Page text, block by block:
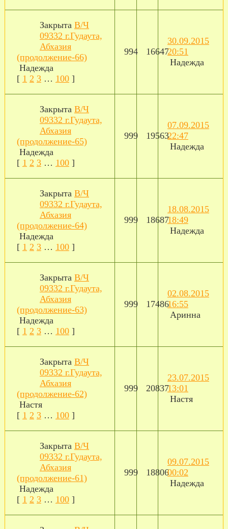
Закрыта В/Ч
09332 г.Гудаута,
Абхазия
(продолжение-66)
Надежда
[ 1 2 3 … 100 ]
994 16647
30.09.2015
20:51
Надежда
Закрыта В/Ч
09332 г.Гудаута,
Абхазия
(продолжение-65)
Надежда
[ 1 2 3 … 100 ]
999 19563
07.09.2015
22:47
Надежда
Закрыта В/Ч
09332 г.Гудаута,
Абхазия
(продолжение-64)
Надежда
[ 1 2 3 … 100 ]
999 18687
18.08.2015
18:49
Надежда
Закрыта В/Ч
09332 г.Гудаута,
Абхазия
(продолжение-63)
Надежда
[ 1 2 3 … 100 ]
999 17486
02.08.2015
16:55
Аринна
Закрыта В/Ч
09332 г.Гудаута,
Абхазия
(продолжение-62)
Настя
[ 1 2 3 … 100 ]
999 20837
23.07.2015
13:01
Настя
Закрыта В/Ч
09332 г.Гудаута,
Абхазия
(продолжение-61)
Надежда
[ 1 2 3 … 100 ]
999 18806
09.07.2015
00:02
Надежда